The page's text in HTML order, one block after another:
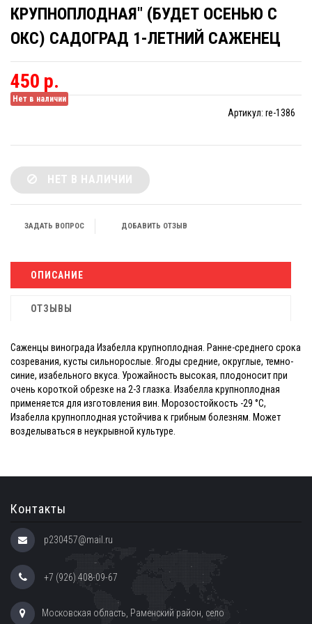
КРУПНОПЛОДНАЯ" (БУДЕТ ОСЕНЬЮ С
ОКС) САДОГРАД 1-ЛЕТНИЙ САЖЕНЕЦ
450 р.
Нет в наличии
Артикул: re-1386
НЕТ В НАЛИЧИИ
ЗАДАТЬ ВОПРОС ДОБАВИТЬ ОТЗЫВ
ОПИСАНИЕ
ОТЗЫВЫ
Саженцы винограда Изабелла крупноплодная. Ранне-среднего срока
созревания, кусты сильнорослые. Ягоды средние, округлые, темно-
синие, изабельного вкуса. Урожайность высокая, плодоносит при
очень короткой обрезке на 2-3 глазка. Изабелла крупноплодная
применяется для изготовления вин. Морозостойкость -29 °С,
Изабелла крупноплодная устойчива к грибным болезням. Может
возделываться в неукрывной культуре.
Контакты
p230457@mail.ru
+7 (926) 408-09-67
Московская область, Раменский район, село